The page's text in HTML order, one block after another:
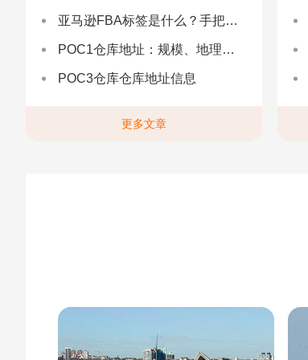
亚马逊FBA标签是什么？手把手教你设置与避坑（附超全指南）
POC1仓库地址：规模、地理与优势分析
POC3仓库仓库地址信息
更多文章